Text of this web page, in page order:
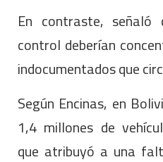
En contraste,
control deberían
indocumentados que
Según Encinas, en
1,4 millones de
que atribuyó a una